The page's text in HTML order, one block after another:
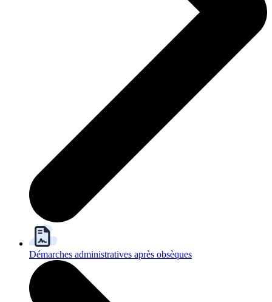
Démarches administratives après obsèques